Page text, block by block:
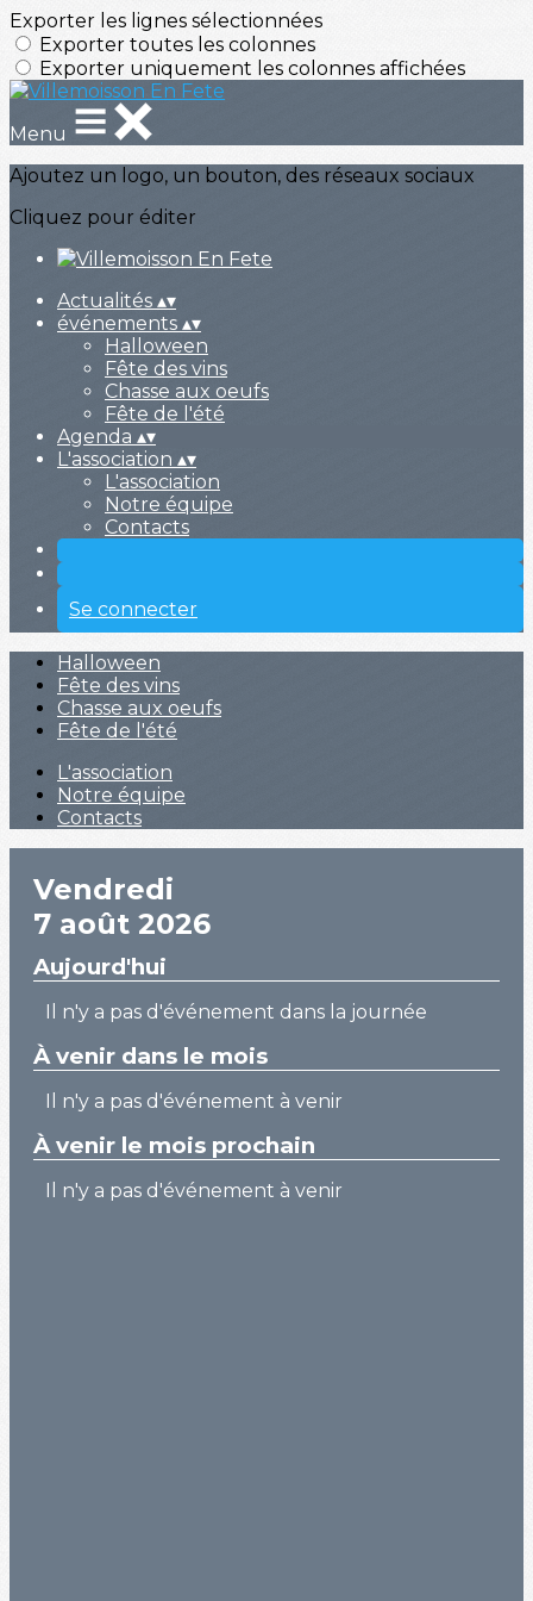
Exporter les lignes sélectionnées
Exporter toutes les colonnes
Exporter uniquement les colonnes affichées
Menu
Ajoutez un logo, un bouton, des réseaux sociaux
Cliquez pour éditer
Actualités ▴▾
événements ▴▾
Halloween
Fête des vins
Chasse aux oeufs
Fête de l'été
Agenda ▴▾
L'association ▴▾
L'association
Notre équipe
Contacts
Se connecter
Halloween
Fête des vins
Chasse aux oeufs
Fête de l'été
L'association
Notre équipe
Contacts
Vendredi
7 août 2026
Aujourd'hui
Il n'y a pas d'événement dans la journée
À venir dans le mois
Il n'y a pas d'événement à venir
À venir le mois prochain
Il n'y a pas d'événement à venir